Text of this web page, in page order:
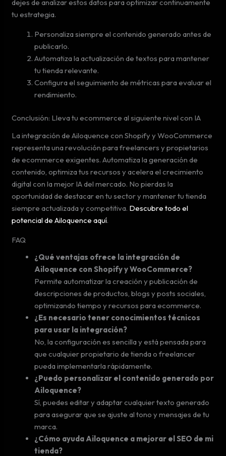
dejes de analizar estos datos para optimizar continuamente
tu estrategia.
Personaliza siempre el contenido generado antes de
publicarlo.
Automatiza la actualización de textos para mantener
tu tienda relevante.
Configura el seguimiento de métricas para evaluar el
rendimiento.
Conclusión: Lleva tu ecommerce al siguiente nivel con IA
La integración de Ailoquence con Shopify y WooCommerce
representa una revolución para freelancers y propietarios
de ecommerce exigentes. Automatiza la generación de
contenido, optimiza tus recursos y acelera el crecimiento
digital con la mejor IA del mercado. No pierdas la
oportunidad de destacar en tu sector y mantener tu tienda
siempre actualizada y competitiva. Descubre todo el
potencial de Ailoquence aquí.
FAQ
¿Qué ventajas ofrece la integración de
Ailoquence con Shopify y WooCommerce?
Permite automatizar la creación y publicación de
descripciones de productos, blogs y posts sociales,
optimizando tiempo y recursos para ecommerce.
¿Es necesario tener conocimientos técnicos
para usar la integración?
No, la configuración es sencilla y está pensada para
que cualquier propietario de tienda o freelancer
pueda implementarla rápidamente.
¿Puedo personalizar el contenido generado por
Ailoquence?
Sí, puedes editar y adaptar cualquier texto generado
para asegurar que se ajuste al tono y mensajes de tu
marca.
¿Cómo ayuda Ailoquence a mejorar el SEO de mi
tienda?